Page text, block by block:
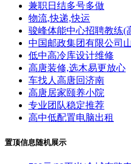
兼职日结多号多做
物流,快递,快运
骏峰体能中心招聘教练(
中国邮政集团有限公司
低中高冷库设计维修
高唐装修,选木易更放心
车找人高唐回济南
高唐居家颐养小院
专业团队稳定推荐
高中低配置电脑出租
置顶信息随机展示